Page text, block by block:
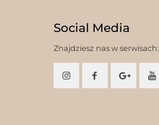
Social Media
Znajdziesz nas w serwisach: